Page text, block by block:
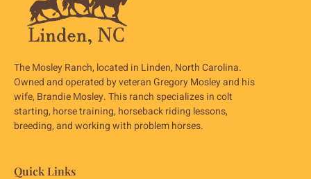
The Mosley Ranch, located in Linden, North Carolina.
Owned and operated by veteran Gregory Mosley and his
wife, Brandie Mosley. This ranch specializes in colt
starting, horse training, horseback riding lessons,
breeding, and working with problem horses.
Quick Links